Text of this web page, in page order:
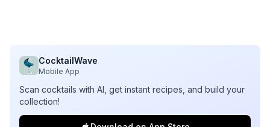
CocktailWave
Mobile App
Scan cocktails with AI, get instant recipes, and build your
collection!